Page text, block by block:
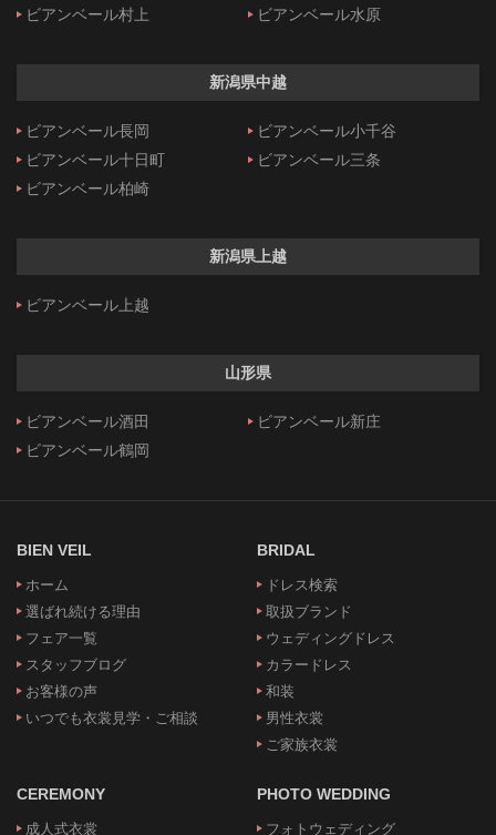
ビアンベール村上
ビアンベール水原
新潟県中越
ビアンベール長岡
ビアンベール小千谷
ビアンベール十日町
ビアンベール三条
ビアンベール柏崎
新潟県上越
ビアンベール上越
山形県
ビアンベール酒田
ビアンベール新庄
ビアンベール鶴岡
BIEN VEIL
ホーム
選ばれ続ける理由
フェア一覧
スタッフブログ
お客様の声
いつでも衣裳見学・ご相談
BRIDAL
ドレス検索
取扱ブランド
ウェディングドレス
カラードレス
和装
男性衣裳
ご家族衣裳
CEREMONY
成人式衣裳
PHOTO WEDDING
フォトウェディング